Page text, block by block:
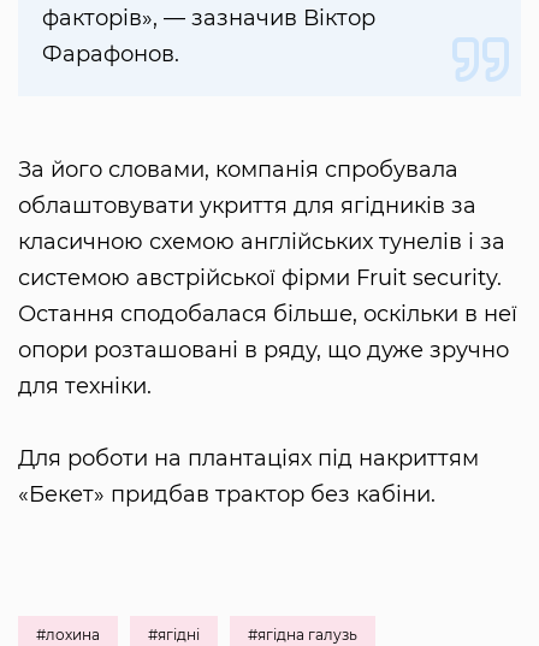
факторів», — зазначив Віктор
Фарафонов.
За його словами, компанія спробувала
облаштовувати укриття для ягідників за
класичною схемою англійських тунелів і за
системою австрійської фірми Fruit security.
Остання сподобалася більше, оскільки в неї
опори розташовані в ряду, що дуже зручно
для техніки.
Для роботи на плантаціях під накриттям
«Бекет» придбав трактор без кабіни.
#лохина #ягідні #ягідна галузь